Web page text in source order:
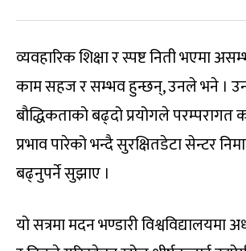
व्यवहारिक शिक्षा र स्पष्ट निती भएमा
काम सहज र सम्भव हुन्छन्, उनले भने ।
बौद्धिकताको बढ्दो प्रयोगले परम्परागत
प्रभाव पारेको भन्दै सुरक्षितडेटा सेन्टर
बढ्नुपर्ने सुझाए ।
यो सत्रमा मदन भण्डारी विश्वविद्यालयमा